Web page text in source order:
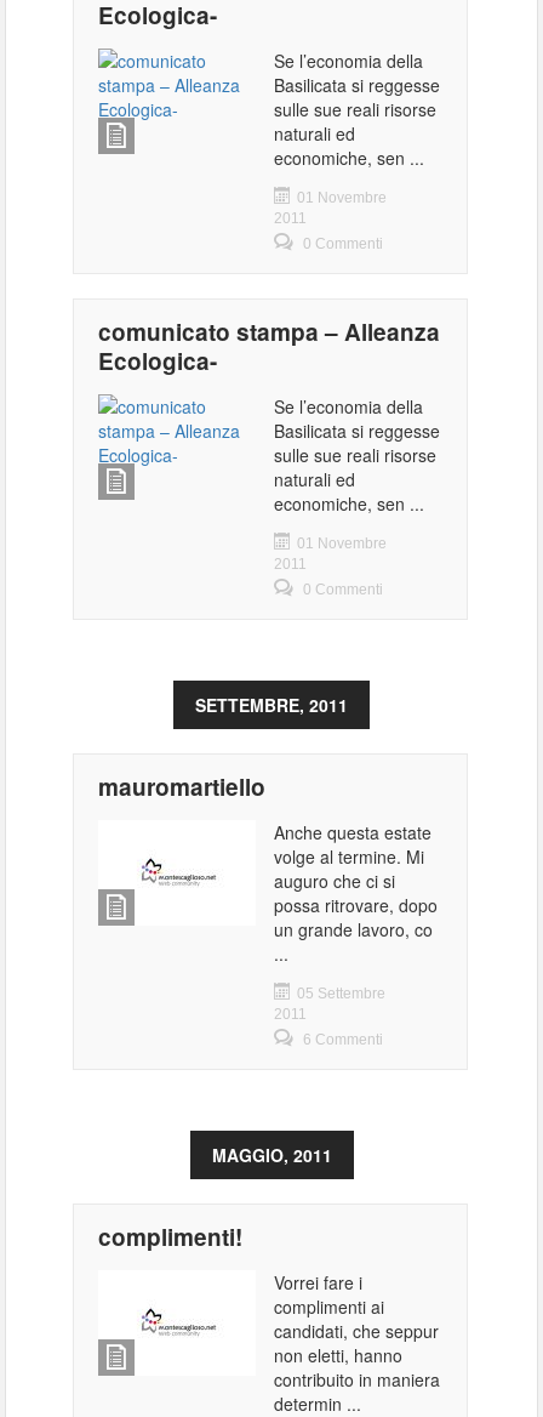
Ecologica-
Se l’economia della
Basilicata si reggesse
sulle sue reali risorse
naturali ed
economiche, sen ...
01 Novembre
2011
0 Commenti
comunicato stampa – Alleanza
Ecologica-
Se l’economia della
Basilicata si reggesse
sulle sue reali risorse
naturali ed
economiche, sen ...
01 Novembre
2011
0 Commenti
SETTEMBRE, 2011
mauromartiello
Anche questa estate
volge al termine. Mi
auguro che ci si
possa ritrovare, dopo
un grande lavoro, co
...
05 Settembre
2011
6 Commenti
MAGGIO, 2011
complimenti!
Vorrei fare i
complimenti ai
candidati, che seppur
non eletti, hanno
contribuito in maniera
determin ...